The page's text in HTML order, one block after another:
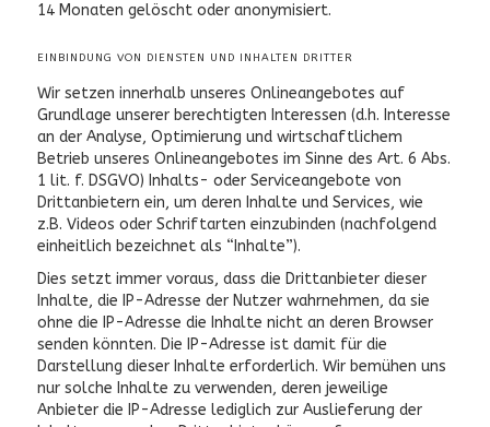
14 Monaten gelöscht oder anonymisiert.
EINBINDUNG VON DIENSTEN UND INHALTEN DRITTER
Wir setzen innerhalb unseres Onlineangebotes auf
Grundlage unserer berechtigten Interessen (d.h. Interesse
an der Analyse, Optimierung und wirtschaftlichem
Betrieb unseres Onlineangebotes im Sinne des Art. 6 Abs.
1 lit. f. DSGVO) Inhalts- oder Serviceangebote von
Drittanbietern ein, um deren Inhalte und Services, wie
z.B. Videos oder Schriftarten einzubinden (nachfolgend
einheitlich bezeichnet als “Inhalte”).
Dies setzt immer voraus, dass die Drittanbieter dieser
Inhalte, die IP-Adresse der Nutzer wahrnehmen, da sie
ohne die IP-Adresse die Inhalte nicht an deren Browser
senden könnten. Die IP-Adresse ist damit für die
Darstellung dieser Inhalte erforderlich. Wir bemühen uns
nur solche Inhalte zu verwenden, deren jeweilige
Anbieter die IP-Adresse lediglich zur Auslieferung der